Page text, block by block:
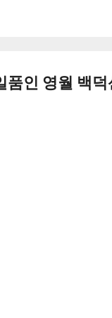
품인 영월 백덕